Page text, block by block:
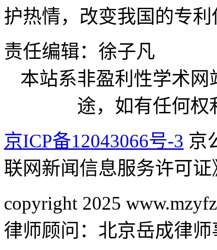
护热情，改变我国的专
责任编辑：徐子凡
本站系非盈利性学术
途，如有任何权
京ICP备12043066号-3 京
联网新闻信息服务许可证
copyright 2025
律师顾问：北京岳成律师